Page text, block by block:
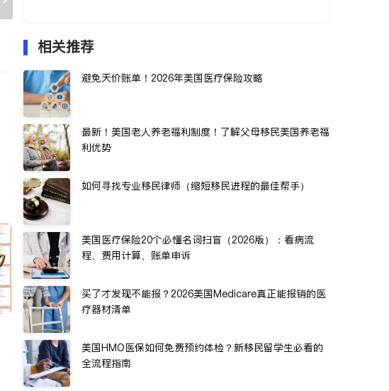
相关推荐
避免天价账单！2026年美国医疗保险攻略
最新！美国老人养老福利制度！了解父母移民美国养老福
利优势
如何寻找专业移民律师（缩短移民进程的最佳帮手）
美国医疗保险20个必懂名词扫盲（2026版）：看病流
程、费用计算、账单申诉
买了才发现不能报？2026美国Medicare真正能报销的医
疗器材清单
美国HMO医保如何免费预约体检？新移民留学生必看的
全流程指南